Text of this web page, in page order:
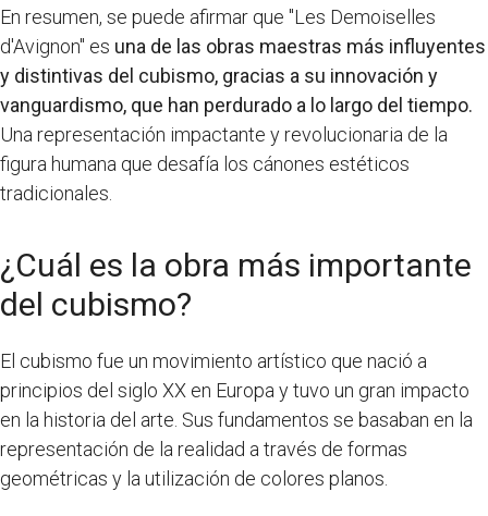
En resumen, se puede afirmar que "Les Demoiselles
d'Avignon" es una de las obras maestras más influyentes
y distintivas del cubismo, gracias a su innovación y
vanguardismo, que han perdurado a lo largo del tiempo.
Una representación impactante y revolucionaria de la
figura humana que desafía los cánones estéticos
tradicionales.
¿Cuál es la obra más importante
del cubismo?
El cubismo fue un movimiento artístico que nació a
principios del siglo XX en Europa y tuvo un gran impacto
en la historia del arte. Sus fundamentos se basaban en la
representación de la realidad a través de formas
geométricas y la utilización de colores planos.